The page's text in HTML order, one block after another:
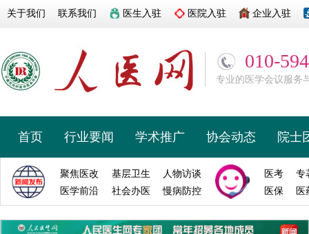
关于我们 联系我们 医生入驻 医院入驻 企业入驻
010-
专业的医学会议服务
首页 行业要闻 学术推广 协会动态 院士
院长论坛聚焦医改 基层卫生
人物访谈
医学前沿
社会办医 慢病防控
医考
专
医保
医